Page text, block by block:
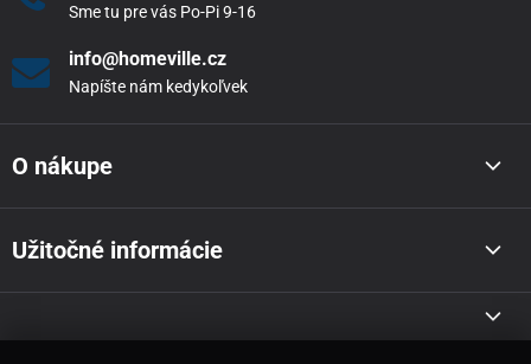
Sme tu pre vás Po-Pi 9-16
info@homeville.cz
Napíšte nám kedykoľvek
O nákupe
Užitočné informácie